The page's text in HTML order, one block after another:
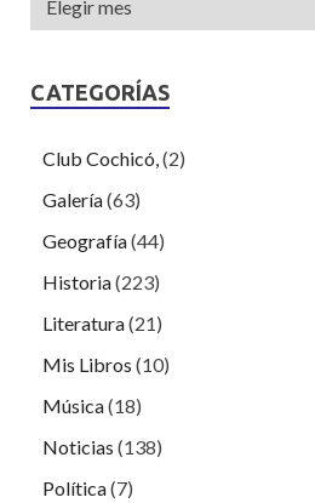
CATEGORÍAS
Club Cochicó, (2)
Galería(63)
Geografía(44)
Historia(223)
Literatura(21)
Mis Libros (10)
Música(18)
Noticias (138)
Política(7)